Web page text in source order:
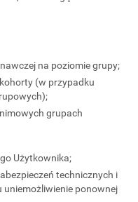
na poziomie grupy;
(w przypadku
grupach
Użytkownika;
technicznych i
uniemożliwienie ponownej